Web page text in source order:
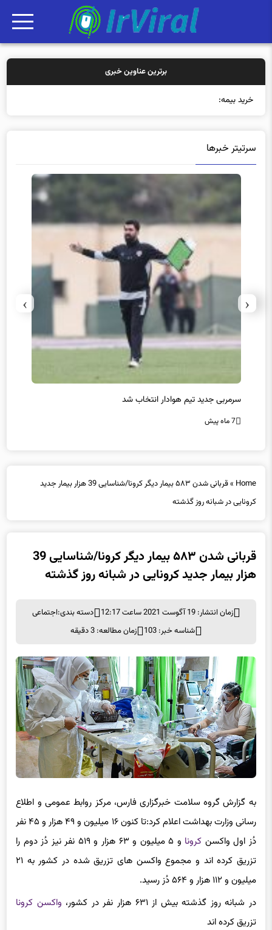
برترین عناوین خبری
خرید بیمه: سنتی یا آ
سرتیتر خبرها
سرمربی جدید تیم هوادار انتخاب شد
7 ماه پیش
‹
›
Home
»
قربانی شدن ۵۸۳ بیمار دیگر کرونا/شناسایی 39 هزار بیمار جدید
کرونایی در شبانه روز گذشته
قربانی شدن ۵۸۳ بیمار دیگر کرونا/شناسایی 39
هزار بیمار جدید کرونایی در شبانه روز گذشته
زمان انتشار: 19 آگوست 2021 ساعت 12:17 دسته بندی:اجتماعی
شناسه خبر: 103
زمان مطالعه: 3 دقیقه
به گزارش گروه سلامت خبرگزاری فارس، مرکز روابط عمومی و اطلاع
رسانی وزارت بهداشت اعلام کرد:تا کنون ۱۶ میلیون و ۴۹ هزار و ۴۵ نفر
دُز اول واکسن کرونا
و ۵ میلیون و ۶۳ هزار و ۵۱۹ نفر نیز دُز دوم را
تزریق کرده اند و مجموع واکسن های تزریق شده در کشور به ۲۱
میلیون و ۱۱۲ هزار و ۵۶۴ دُز رسید.
در شبانه روز گذشته بیش از ۶۳۱ هزار نفر در کشور،
واکسن کرونا
تزریق کرده اند